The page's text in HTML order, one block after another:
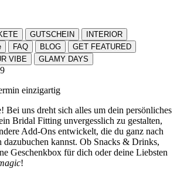
GUTSCHEIN
INTERIOR
FAQ BLOG
GET FEATURED
VIBE GLAMY DAYS
einzigartig
Bei uns dreht sich alles um dein persönliches
Bridal Fitting unvergesslich zu gestalten,
Add-Ons entwickelt, die du ganz nach
dazubuchen kannst. Ob Snacks & Drinks,
Geschenkbox für dich oder deine Liebsten
!